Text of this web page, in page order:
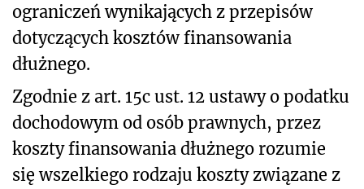
ograniczeń wynikających z przepisów
dotyczących kosztów finansowania
dłużnego.
Zgodnie z art. 15c ust. 12 ustawy o podatku
dochodowym od osób prawnych, przez
koszty finansowania dłużnego rozumie
się wszelkiego rodzaju koszty związane z